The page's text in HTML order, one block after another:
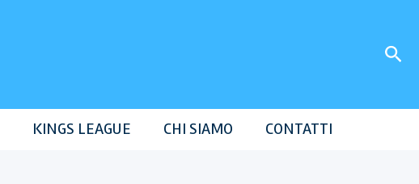
KINGS LEAGUE CHI SIAMO CONTATTI